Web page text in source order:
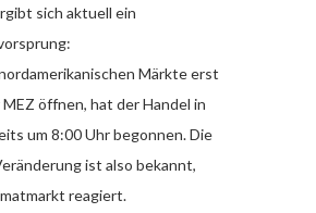
sich aktuell ein
Märkte erst
öffnen, hat der Handel in
um 8:00 Uhr begonnen. Die
ist also bekannt,
reagiert.